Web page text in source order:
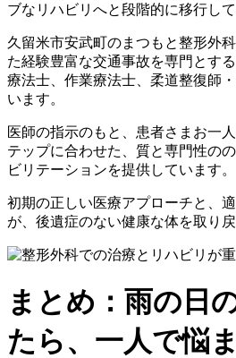
ブなリハビリへと段階的に移行して
久留米市安武町のまつもと整形外
た経験豊富な交通事故を専門とす
療法士、作業療法士、柔道整復師
います。
医師の指示のもと、患者さまお一
テップに合わせた、質と専門性の
ビリテーションを提供しています。
初期の正しい医療アプローチと、
が、後遺症のない健康な体を取り
まとめ：雨の日
たら、一人で悩